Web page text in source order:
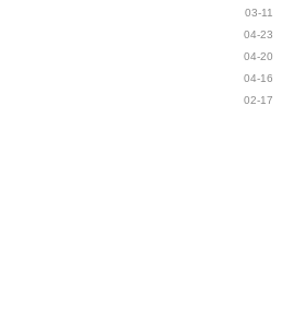
03-11
04-23
04-20
04-16
02-17